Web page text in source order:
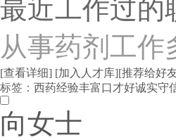
最近工作过的
从事药剂工
[查看详细] [加入人才库][推荐给好
标签： 西药经验丰富口才好诚实守
向女士